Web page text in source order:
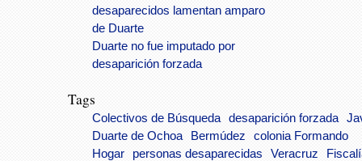
desaparecidos lamentan amparo
de Duarte
Duarte no fue imputado por
desaparición forzada
Tags
Colectivos de Búsqueda desaparición forzada
Duarte de Ochoa
Bermúdez
colonia Formando
Hogar
personas desaparecidas Veracruz